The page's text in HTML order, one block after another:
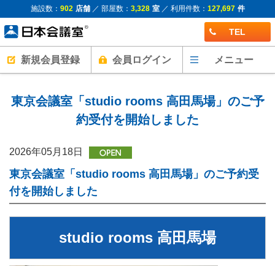
施設数： 902 店舗／ 部屋数： 3,328 室／ 利用件数： 127,697 件
TEL
新規会員登録 会員ログイン メニュー
東京会議室「studio rooms 高田馬場」のご予
約受付を開始しました
2026年05月18日
東京会議室「studio rooms 高田馬場」のご予約受
付を開始しました
studio rooms 高田馬場